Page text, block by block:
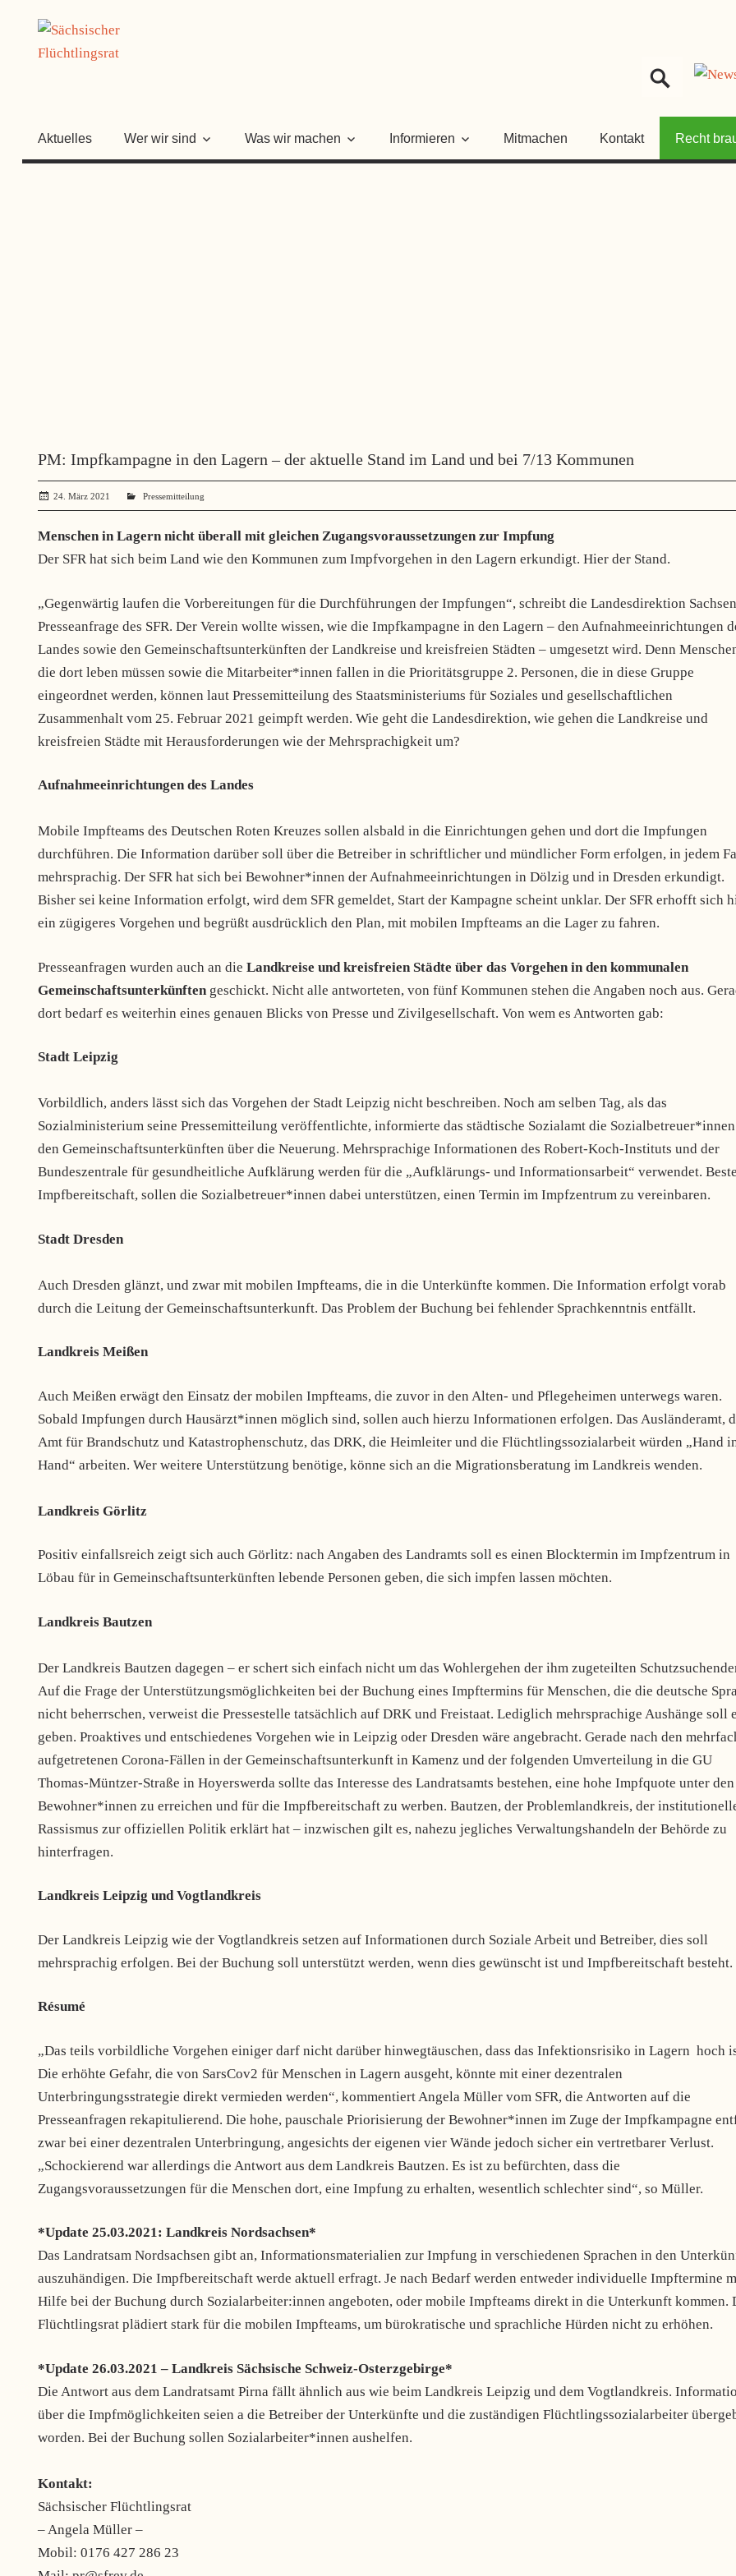
springen
Aktuelles Wer wir sind Was wir machen Informieren Mitmachen Kontakt Recht
PM: Impfkampagne in den Lagern – der aktuelle Stand im Land und bei 7/13 Kommunen
24. März 2021 administrator
Pressemitteilung
Menschen in Lagern nicht überall mit gleichen Zugangsvoraussetzungen zur Impfung
Der SFR hat sich beim Land wie den Kommunen zum Impfvorgehen in den Lagern erkundigt. Hier der Stand.
„Gegenwärtig laufen die Vorbereitungen für die Durchführungen der Impfungen“, schreibt die Landesdirektion
Presseanfrage des SFR. Der Verein wollte wissen, wie die Impfkampagne in den Lagern – den Aufnahmeeinrichtungen
Landes sowie den Gemeinschaftsunterkünften der Landkreise und kreisfreien Städten – umgesetzt wird. Denn
die dort leben müssen sowie die Mitarbeiter*innen fallen in die Prioritätsgruppe 2. Personen, die in diese Gruppe
eingeordnet werden, können laut Pressemitteilung des Staatsministeriums für Soziales und gesellschaftlichen
Zusammenhalt vom 25. Februar 2021 geimpft werden. Wie geht die Landesdirektion, wie gehen die Landkreise und
kreisfreien Städte mit Herausforderungen wie der Mehrsprachigkeit um?
Aufnahmeeinrichtungen des Landes
Mobile Impfteams des Deutschen Roten Kreuzes sollen alsbald in die Einrichtungen gehen und dort die Impfungen
durchführen. Die Information darüber soll über die Betreiber in schriftlicher und mündlicher Form erfolgen, in jedem
mehrsprachig. Der SFR hat sich bei Bewohner*innen der Aufnahmeeinrichtungen in Dölzig und in Dresden erkundigt.
Bisher sei keine Information erfolgt, wird dem SFR gemeldet, Start der Kampagne scheint unklar. Der SFR erhofft sich
ein zügigeres Vorgehen und begrüßt ausdrücklich den Plan, mit mobilen Impfteams an die Lager zu fahren.
Presseanfragen wurden auch an die Landkreise und kreisfreien Städte über das Vorgehen in den kommunalen
Gemeinschaftsunterkünften geschickt. Nicht alle antworteten, von fünf Kommunen stehen die Angaben noch aus.
dort bedarf es weiterhin eines genauen Blicks von Presse und Zivilgesellschaft. Von wem es Antworten gab:
Stadt Leipzig
Vorbildlich, anders lässt sich das Vorgehen der Stadt Leipzig nicht beschreiben. Noch am selben Tag, als das
Sozialministerium seine Pressemitteilung veröffentlichte, informierte das städtische Sozialamt die
den Gemeinschaftsunterkünften über die Neuerung. Mehrsprachige Informationen des Robert-Koch-Instituts und der
Bundeszentrale für gesundheitliche Aufklärung werden für die „Aufklärungs- und Informationsarbeit“ verwendet.
Impfbereitschaft, sollen die Sozialbetreuer*innen dabei unterstützen, einen Termin im Impfzentrum zu vereinbaren.
Stadt Dresden
Auch Dresden glänzt, und zwar mit mobilen Impfteams, die in die Unterkünfte kommen. Die Information erfolgt vorab
durch die Leitung der Gemeinschaftsunterkunft. Das Problem der Buchung bei fehlender Sprachkenntnis entfällt.
Landkreis Meißen
Auch Meißen erwägt den Einsatz der mobilen Impfteams, die zuvor in den Alten- und Pflegeheimen unterwegs waren.
Sobald Impfungen durch Hausärzt*innen möglich sind, sollen auch hierzu Informationen erfolgen. Das Ausländeramt,
Amt für Brandschutz und Katastrophenschutz, das DRK, die Heimleiter und die Flüchtlingssozialarbeit würden „Hand
Hand“ arbeiten. Wer weitere Unterstützung benötige, könne sich an die Migrationsberatung im Landkreis wenden.
Landkreis Görlitz
Positiv einfallsreich zeigt sich auch Görlitz: nach Angaben des Landramts soll es einen Blocktermin im Impfzentrum in
Löbau für in Gemeinschaftsunterkünften lebende Personen geben, die sich impfen lassen möchten.
Landkreis Bautzen
Der Landkreis Bautzen dagegen – er schert sich einfach nicht um das Wohlergehen der ihm zugeteilten
Auf die Frage der Unterstützungsmöglichkeiten bei der Buchung eines Impftermins für Menschen, die die deutsche
nicht beherrschen, verweist die Pressestelle tatsächlich auf DRK und Freistaat. Lediglich mehrsprachige Aushänge soll
geben. Proaktives und entschiedenes Vorgehen wie in Leipzig oder Dresden wäre angebracht. Gerade nach den
aufgetretenen Corona-Fällen in der Gemeinschaftsunterkunft in Kamenz und der folgenden Umverteilung in die GU
Thomas-Müntzer-Straße in Hoyerswerda sollte das Interesse des Landratsamts bestehen, eine hohe Impfquote unter den
Bewohner*innen zu erreichen und für die Impfbereitschaft zu werben. Bautzen, der Problemlandkreis, der
Rassismus zur offiziellen Politik erklärt hat – inzwischen gilt es, nahezu jegliches Verwaltungshandeln der Behörde zu
hinterfragen.
Landkreis Leipzig und Vogtlandkreis
Der Landkreis Leipzig wie der Vogtlandkreis setzen auf Informationen durch Soziale Arbeit und Betreiber, dies soll
mehrsprachig erfolgen. Bei der Buchung soll unterstützt werden, wenn dies gewünscht ist und Impfbereitschaft besteht.
Résumé
„Das teils vorbildliche Vorgehen einiger darf nicht darüber hinwegtäuschen, dass das Infektionsrisiko in Lagern hoch
Die erhöhte Gefahr, die von SarsCov2 für Menschen in Lagern ausgeht, könnte mit einer dezentralen
Unterbringungsstrategie direkt vermieden werden“, kommentiert Angela Müller vom SFR, die Antworten auf die
Presseanfragen rekapitulierend. Die hohe, pauschale Priorisierung der Bewohner*innen im Zuge der Impfkampagne
zwar bei einer dezentralen Unterbringung, angesichts der eigenen vier Wände jedoch sicher ein vertretbarer Verlust.
„Schockierend war allerdings die Antwort aus dem Landkreis Bautzen. Es ist zu befürchten, dass die
Zugangsvoraussetzungen für die Menschen dort, eine Impfung zu erhalten, wesentlich schlechter sind“, so Müller.
*Update 25.03.2021: Landkreis Nordsachsen*
Das Landratsam Nordsachsen gibt an, Informationsmaterialien zur Impfung in verschiedenen Sprachen in den
auszuhändigen. Die Impfbereitschaft werde aktuell erfragt. Je nach Bedarf werden entweder individuelle Impftermine
Hilfe bei der Buchung durch Sozialarbeiter:innen angeboten, oder mobile Impfteams direkt in die Unterkunft kommen.
Flüchtlingsrat plädiert stark für die mobilen Impfteams, um bürokratische und sprachliche Hürden nicht zu erhöhen.
*Update 26.03.2021 – Landkreis Sächsische Schweiz-Osterzgebirge*
Die Antwort aus dem Landratsamt Pirna fällt ähnlich aus wie beim Landkreis Leipzig und dem Vogtlandkreis.
über die Impfmöglichkeiten seien a die Betreiber der Unterkünfte und die zuständigen Flüchtlingssozialarbeiter
worden. Bei der Buchung sollen Sozialarbeiter*innen aushelfen.
Kontakt:
Sächsischer Flüchtlingsrat
– Angela Müller –
Mobil: 0176 427 286 23